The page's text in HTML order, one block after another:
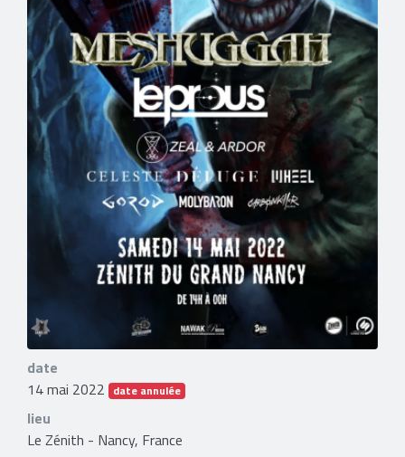
date
14 mai 2022 date annulée
lieu
Le Zénith - Nancy, France